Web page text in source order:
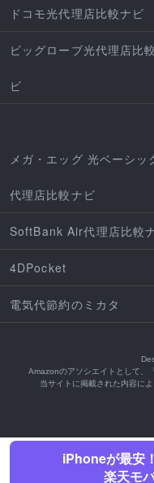
ドコモ光代理店比較ナビ
ビッグローブ光代理店比
ビ
メガ・エッグ 光ベーシッ
代理店比較ナビ
SoftBank Air代理店比較
4DPocket
電気代節約のミカタ
Amazonのアソシエイトとして、
当サイトに掲載された内容に
iPhoneが最安
楽天モ